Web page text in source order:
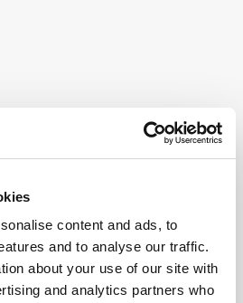
content and ads, to
and to analyse our traffic.
about your use of our site with
and analytics partners who